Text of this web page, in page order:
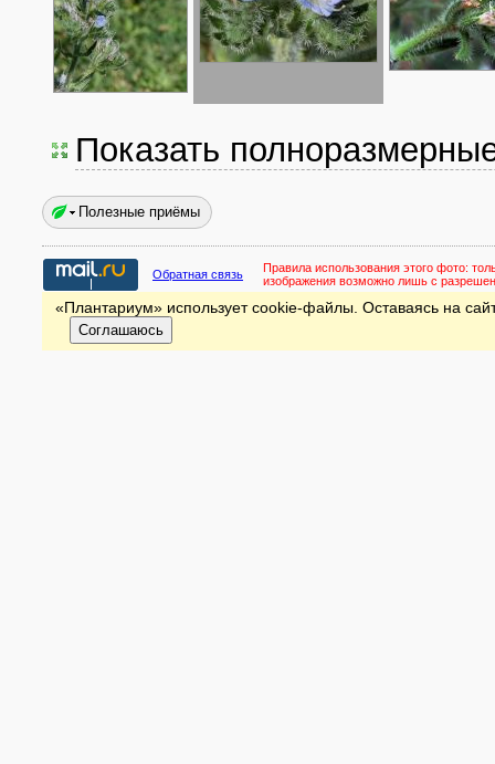
Показать
Полезные приёмы
Обратная связь Правила использования этого фото:
изображения возможно лишь с
«Плантариум» использует cookie-файлы. Оставаясь на
Соглашаюсь